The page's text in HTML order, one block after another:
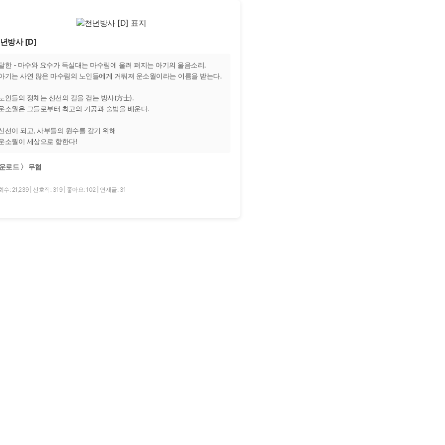
방사 [D]
한 - 마수와 요수가 득실대는 마수림에 울려 퍼지는 아기의 울음소리.
기는 사연 많은 마수림의 노인들에게 거둬져 운소월이라는 이름을 받는다.
인들의 정체는 신선의 길을 걷는 방사(方士).
소월은 그들로부터 최고의 기공과 술법을 배운다.
선이 되고, 사부들의 원수를 갚기 위해
소월이 세상으로 향한다!
로드 〉 무협
수: 21,239 선호작: 319 좋아요: 102 연재글: 31